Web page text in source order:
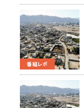
番組レポ